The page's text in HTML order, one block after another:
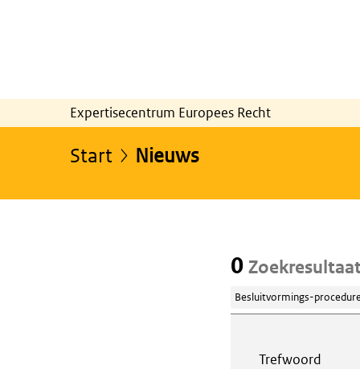
Expertisecentrum Europees Recht
Start Nieuws
0
Besluitvormings-
Trefwoord